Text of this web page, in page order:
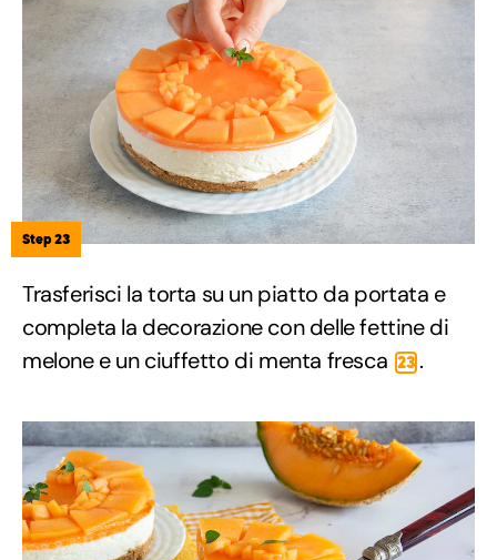
Step 23
Trasferisci la torta su un piatto da portata e
completa la decorazione con delle fettine di
melone e un ciuffetto di menta fresca 23 .